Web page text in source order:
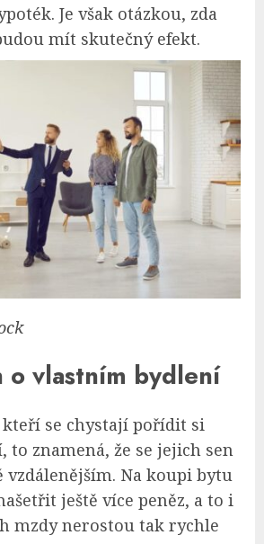
Je však otázkou, zda
mít skutečný efekt.
o vlastním bydlení
se chystají pořídit si
to znamená, že se jejich sen
vzdálenějším. Na koupi bytu
ještě více peněz, a to i
mzdy nerostou tak rychle